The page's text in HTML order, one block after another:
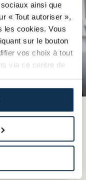
ainsi que
« Tout autoriser »,
les cookies. Vous
sur le bouton
vos choix à tout
via ce centre de
Fleuriste
le plus haut
au RNCP,